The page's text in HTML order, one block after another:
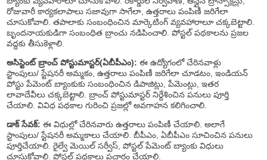
రోజువారీ కార్యకలాపాలు సజావుగా సాగేలా, ఉత్తరాలు పంపిణీ జరిగేలా
చూసుకోవాలి. తపాలాకు సంబంధించిన మార్కెటింగ్ వ్యవహారాలూ చక్కబెట్టాలి.
బృందనాయకుడిగా సంబంధిత బ్రాంచు నడిపించాలి. పోస్టల్ పథకాలను ప్రజల
వద్దకు తీసుకెళ్లాలి.
అసిస్టెంట్ బ్రాంచ్ పోస్టుమాస్టర్(ఏబీపీఎం): ఈ ఉద్యోగంలో చేరినవాళ్లు
స్టాంపులు/ స్టేషనరీ అమ్మకం, ఉత్తరాలు పంపిణీ జరిగేలా చూడటం, ఇండియన్
పోస్టు పేమెంట్ బ్యాంకుకు సంబంధించిన డిపాజిట్లు, పేమెంట్లు, ఇతర
లావాదేవీలు చక్కబెట్టాలి. బ్రాంచ్ పోస్టుమాస్టర్ నిర్దేశించిన పనులు పూర్తి
చేయాలి. వివిధ పథకాల గురించి ప్రజల్లో అవగాహన కలిగించాలి.
డాక్ సేవక్: ఈ విధుల్లో చేరినవారు ఉత్తరాలు పంపిణీ చేయాలి. అలాగే
స్టాంపులు/ స్టేషనరీ అమ్మకాలు చేయాలి. బీపీఎం, ఏబీపీఎం సూచించిన పనులు
పూర్తిచేయాలి. రైల్వే మెయిల్ సర్వీస్, పోస్టల్ పేమెంట్ బ్యాంకు విధులు
చూసుకోవాలి. పోస్టల్ పథకాలు ప్రచారం చేయాలి.